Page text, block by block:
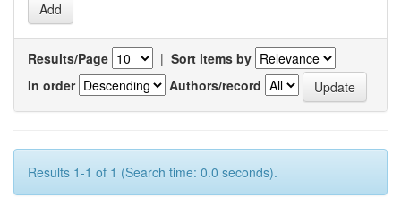
Results/Page | Sort items by
In order
Authors/record
Results 1-1 of 1 (Search time: 0.0 seconds).